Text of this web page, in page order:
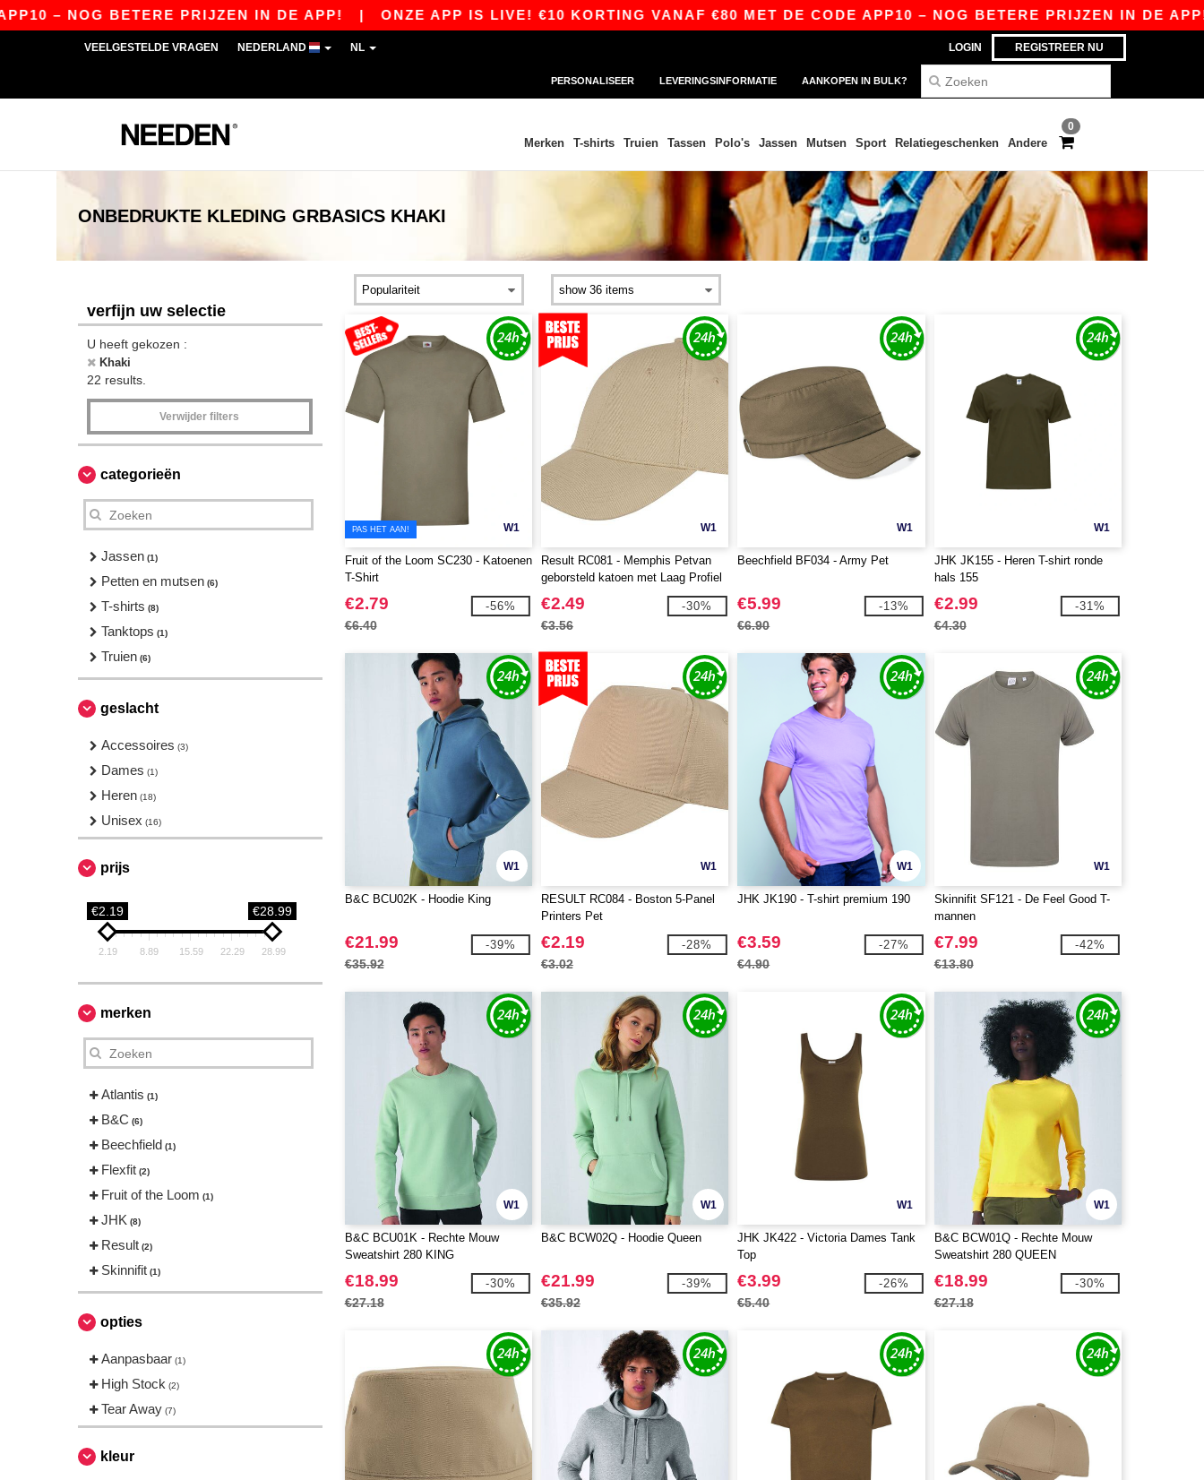
NOG BETERE PRIJZEN IN DE APP!|ONZE APP IS LIVE! €10 KORTING VANAF €80 MET DE CODE APP10 – NOG BETERE PRIJZEN IN DE APP!|
LOGIN REGISTREER NU
VEELGESTELDE VRAGEN NEDERLAND NL
PERSONALISEER LEVERINGSINFORMATIE AANKOPEN IN BULK?
0
Merken T-shirts Truien Tassen Polo's Jassen Mutsen Sport Relatiegeschenken Andere
ONBEDRUKTE KLEDING GRBASICS KHAKI
verfijn uw selectie
U heeft gekozen :
Khaki
22 results.
Verwijder filters
categorieën
Jassen (1)
Petten en mutsen (6)
T-shirts (8)
Tanktops (1)
Truien (6)
geslacht
Accessoires (3)
Dames (1)
Heren (18)
Unisex (16)
prijs
€2.19 €28.99
2.19 8.89 15.59 22.29 28.99
merken
Atlantis (1)
B&C (6)
Beechfield (1)
Flexfit (2)
Fruit of the Loom (1)
JHK (8)
Result (2)
Skinnifit (1)
opties
Aanpasbaar (1)
High Stock (2)
Tear Away (7)
kleur
W1
PAS HET AAN!
Fruit of the Loom SC230 - Katoenen
T-Shirt
€2.79
€6.40
-56%
W1
Result RC081 - Memphis Petvan
geborsteld katoen met Laag Profiel
€2.49
€3.56
-30%
W1
Beechfield BF034 - Army Pet
€5.99
€6.90
-13%
W1
JHK JK155 - Heren T-shirt ronde
hals 155
€2.99
€4.30
-31%
W1
B&C BCU02K - Hoodie King
€21.99
€35.92
-39%
W1
RESULT RC084 - Boston 5-Panel
Printers Pet
€2.19
€3.02
-28%
W1
JHK JK190 - T-shirt premium 190
€3.59
€4.90
-27%
W1
Skinnifit SF121 - De Feel Good T-
mannen
€7.99
€13.80
-42%
W1
B&C BCU01K - Rechte Mouw
Sweatshirt 280 KING
€18.99
€27.18
-30%
W1
B&C BCW02Q - Hoodie Queen
€21.99
€35.92
-39%
W1
JHK JK422 - Victoria Dames Tank
Top
€3.99
€5.40
-26%
W1
B&C BCW01Q - Rechte Mouw
Sweatshirt 280 QUEEN
€18.99
€27.18
-30%